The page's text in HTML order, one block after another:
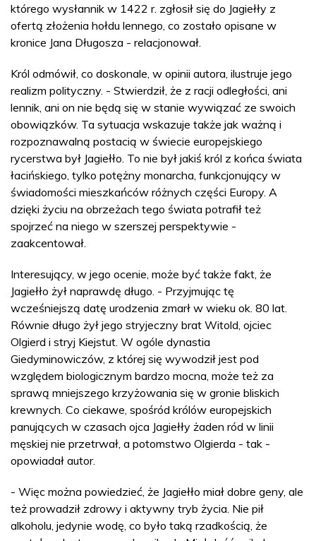
którego wysłannik w 1422 r. zgłosił się do Jagiełły z
ofertą złożenia hołdu lennego, co zostało opisane w
kronice Jana Długosza - relacjonował.
Król odmówił, co doskonale, w opinii autora, ilustruje jego
realizm polityczny. - Stwierdził, że z racji odległości, ani
lennik, ani on nie będą się w stanie wywiązać ze swoich
obowiązków. Ta sytuacja wskazuje także jak ważną i
rozpoznawalną postacią w świecie europejskiego
rycerstwa był Jagiełło. To nie był jakiś król z końca świata
łacińskiego, tylko potężny monarcha, funkcjonujący w
świadomości mieszkańców różnych części Europy. A
dzięki życiu na obrzeżach tego świata potrafił też
spojrzeć na niego w szerszej perspektywie -
zaakcentował.
Interesujący, w jego ocenie, może być także fakt, że
Jagiełło żył naprawdę długo. - Przyjmując tę
wcześniejszą datę urodzenia zmarł w wieku ok. 80 lat.
Równie długo żył jego stryjeczny brat Witold, ojciec
Olgierd i stryj Kiejstut. W ogóle dynastia
Giedyminowiczów, z której się wywodził jest pod
względem biologicznym bardzo mocna, może też za
sprawą mniejszego krzyżowania się w gronie bliskich
krewnych. Co ciekawe, spośród królów europejskich
panujących w czasach ojca Jagiełły żaden ród w linii
męskiej nie przetrwał, a potomstwo Olgierda - tak -
opowiadał autor.
- Więc można powiedzieć, że Jagiełło miał dobre geny, ale
też prowadził zdrowy i aktywny tryb życia. Nie pił
alkoholu, jedynie wodę, co było taką rzadkością, że